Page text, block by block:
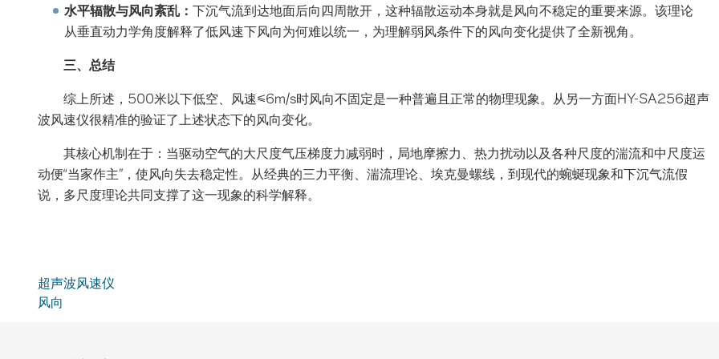
水平辐散与风向紊乱： 下沉气流到达地面后向四周散开，这种辐散运动本身就是风向不稳定的重要来源。该理论
从垂直动力学角度解释了低风速下风向为何难以统一，为理解弱风条件下的风向变化提供了全新视角。
三、总结
综上所述，500米以下低空、风速≤6m/s时风向不固定是一种普遍且正常的物理现象。从另一方面HY-SA256超声
波风速仪很精准的验证了上述状态下的风向变化。
其核心机制在于：当驱动空气的大尺度气压梯度力减弱时，局地摩擦力、热力扰动以及各种尺度的湍流和中尺度运
动便“当家作主”，使风向失去稳定性。从经典的三力平衡、湍流理论、埃克曼螺线，到现代的蜿蜒现象和下沉气流假
说，多尺度理论共同支撑了这一现象的科学解释。
超声波风速仪
风向